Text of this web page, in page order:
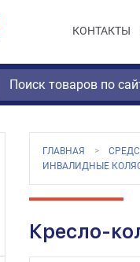
КОНТАКТЫ
ГЛАВНАЯ
ИНВАЛИДНЫЕ
Кресло-